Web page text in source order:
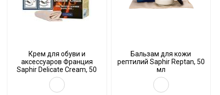
Крем для обуви и
аксессуаров Франция
Saphir Delicate Cream, 50
мл
Бальзам для кожи
рептилий Saphir Reptan, 50
мл